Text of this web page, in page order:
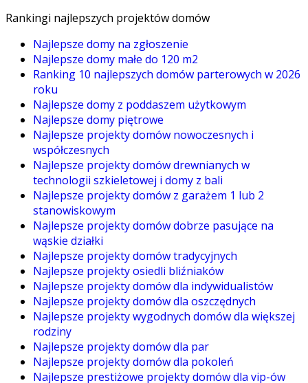
Rankingi najlepszych projektów domów
Najlepsze domy na zgłoszenie
Najlepsze domy małe do 120 m2
Ranking 10 najlepszych domów parterowych w 2026
roku
Najlepsze domy z poddaszem użytkowym
Najlepsze domy piętrowe
Najlepsze projekty domów nowoczesnych i
współczesnych
Najlepsze projekty domów drewnianych w
technologii szkieletowej i domy z bali
Najlepsze projekty domów z garażem 1 lub 2
stanowiskowym
Najlepsze projekty domów dobrze pasujące na
wąskie działki
Najlepsze projekty domów tradycyjnych
Najlepsze projekty osiedli bliźniaków
Najlepsze projekty domów dla indywidualistów
Najlepsze projekty domów dla oszczędnych
Najlepsze projekty wygodnych domów dla większej
rodziny
Najlepsze projekty domów dla par
Najlepsze projekty domów dla pokoleń
Najlepsze prestiżowe projekty domów dla vip-ów